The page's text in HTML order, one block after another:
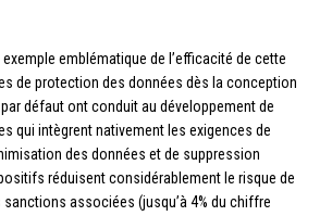
emblématique de l’efficacité de cette
de protection des données dès la conception
défaut ont conduit au développement de
qui intègrent nativement les exigences de
des données et de suppression
réduisent considérablement le risque de
associées (jusqu’à 4% du chiffre